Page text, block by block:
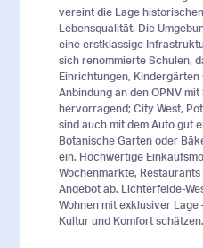
vereint die Lage
Lebensqualität. Die
eine erstklassige
sich renommierte Schulen,
Einrichtungen,
Anbindung an den ÖPNV
hervorragend; City West,
sind auch mit dem Auto gut
Botanische Garten oder
ein. Hochwertige
Wochenmärkte,
Angebot ab. Lichterfelde-
Wohnen mit exklusiver Lage
Kultur und Komfort schätzen.